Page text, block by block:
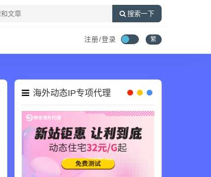
搜索一下
注册/登录 繁
海外动态IP专项代理